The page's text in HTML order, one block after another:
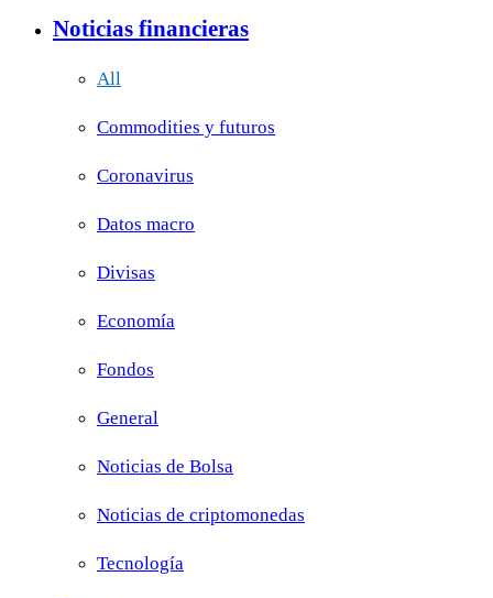
Noticias financieras
All
Commodities y futuros
Coronavirus
Datos macro
Divisas
Economía
Fondos
General
Noticias de Bolsa
Noticias de criptomonedas
Tecnología